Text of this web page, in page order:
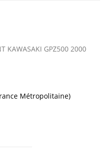
KAWASAKI GPZ500 2000
Métropolitaine)